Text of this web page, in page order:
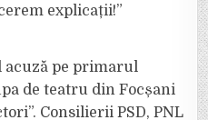
explicații!”
pe primarul
de teatru din Focșani
Consilierii PSD, PNL